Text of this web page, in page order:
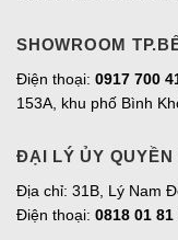
SHOWROOM
Điện thoại: 0917 700
153A, khu phố Bình
ĐẠI LÝ ỦY QUYỀN
Địa chỉ: 31B, Lý Nam
Điện thoại: 0818 01 81